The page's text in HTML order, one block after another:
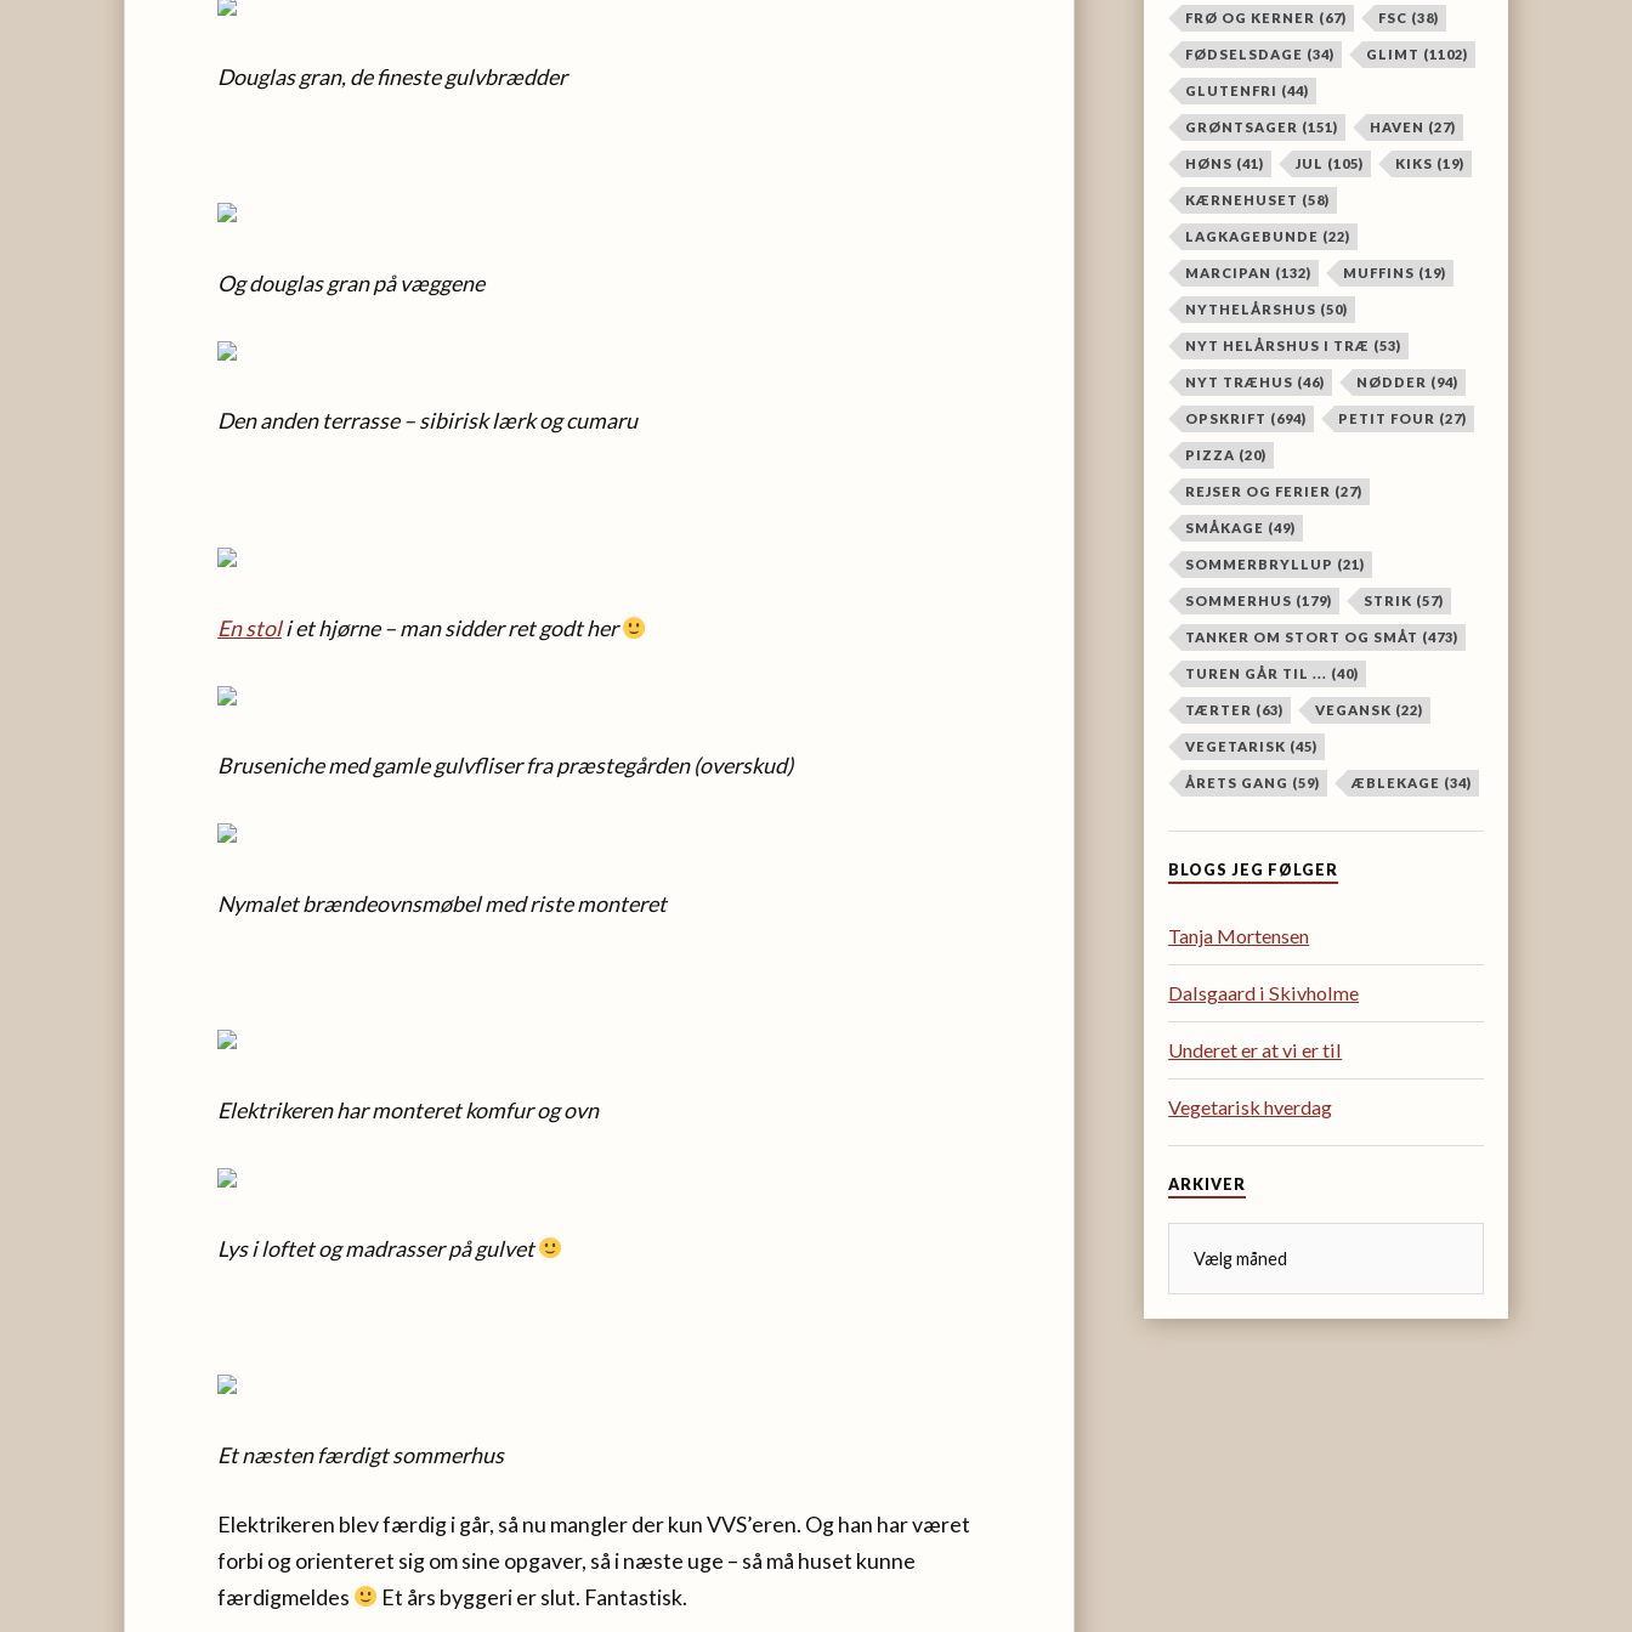
Douglas gran, de fineste gulvbrædder
Og douglas gran på væggene
Den anden terrasse – sibirisk lærk og cumaru
En stoli et hjørne – man sidder ret godt her
Bruseniche med gamle gulvfliser fra præstegården (overskud)
Nymalet brændeovnsmøbel med riste monteret
Elektrikeren har monteret komfur og ovn
Lys i loftet og madrasser på gulvet
Et næsten færdigt sommerhus
Elektrikeren blev færdig i går, så nu mangler der kun VVS’eren. Og han har været
forbi og orienteret sig om sine opgaver, så i næste uge – så må huset kunne
færdigmeldes
Et års byggeri er slut. Fantastisk.
FRØ OG KERNER (67) FSC (38)
FØDSELSDAGE (34) GLIMT (1102)
GLUTENFRI (44)
GRØNTSAGER (151) HAVEN (27)
HØNS (41) JUL (105) KIKS (19)
KÆRNEHUSET (58)
LAGKAGEBUNDE (22)
MARCIPAN (132) MUFFINS (19)
NYTHELÅRSHUS (50)
NYT HELÅRSHUS I TRÆ (53)
NYT TRÆHUS (46) NØDDER (94)
OPSKRIFT (694) PETIT FOUR (27)
PIZZA (20)
REJSER OG FERIER (27)
SMÅKAGE (49)
SOMMERBRYLLUP (21)
SOMMERHUS (179) STRIK (57)
TANKER OM STORT OG SMÅT (473)
TUREN GÅR TIL ... (40)
TÆRTER (63) VEGANSK (22)
VEGETARISK (45)
ÅRETS GANG (59) ÆBLEKAGE (34)
BLOGS JEG FØLGER
Tanja Mortensen
Dalsgaard i Skivholme
Underet er at vi er til
Vegetarisk hverdag
ARKIVER